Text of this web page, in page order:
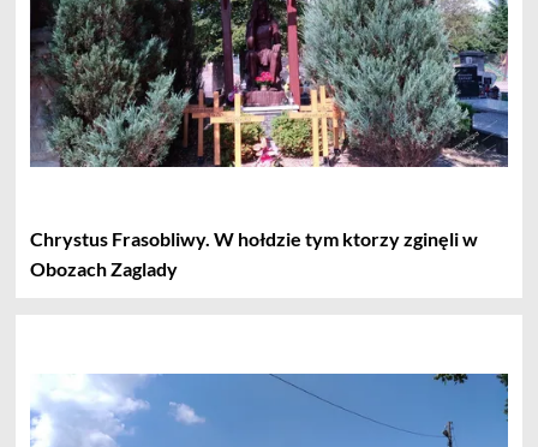
Chrystus Frasobliwy. W hołdzie tym ktorzy zginęli w
Obozach Zaglady